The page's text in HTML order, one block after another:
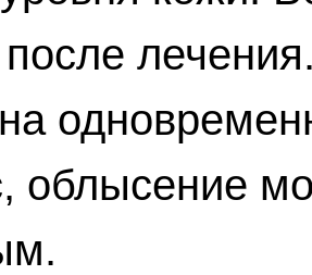
облысение